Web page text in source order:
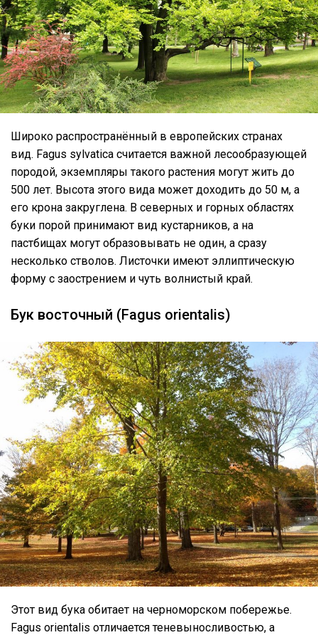
Широко распространённый в европейских странах
вид. Fagus sylvatica считается важной лесообразующей
породой, экземпляры такого растения могут жить до
500 лет. Высота этого вида может доходить до 50 м, а
его крона закруглена. В северных и горных областях
буки порой принимают вид кустарников, а на
пастбищах могут образовывать не один, а сразу
несколько стволов. Листочки имеют эллиптическую
форму с заострением и чуть волнистый край.
Бук восточный (Fagus orientalis)
Этот вид бука обитает на черноморском побережье.
Fagus orientalis отличается теневыносливостью, а